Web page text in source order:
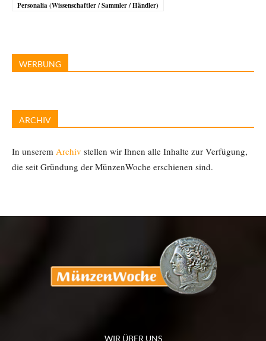
Personalia (Wissenschaftler / Sammler / Händler)
WERBUNG
ARCHIV
In unserem Archiv stellen wir Ihnen alle Inhalte zur Verfügung,
die seit Gründung der MünzenWoche erschienen sind.
WIR ÜBER UNS